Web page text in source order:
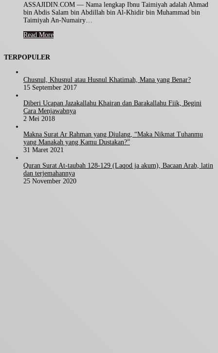
ASSAJIDIN.COM — Nama lengkap Ibnu Taimiyah adalah Ahmad
bin Abdis Salam bin Abdillah bin Al-Khidir bin Muhammad bin
Taimiyah An-Numairy…
Read More
TERPOPULER
Chusnul, Khusnul atau Husnul Khatimah, Mana yang Benar?
15 September 2017
Diberi Ucapan Jazakallahu Khairan dan Barakallahu Fiik, Begini
Cara Menjawabnya
2 Mei 2018
Makna Surat Ar Rahman yang Diulang, “Maka Nikmat Tuhanmu
yang Manakah yang Kamu Dustakan?”
31 Maret 2021
Quran Surat At-taubah 128-129 (Laqod ja akum), Bacaan Arab, latin
dan terjemahannya
25 November 2020